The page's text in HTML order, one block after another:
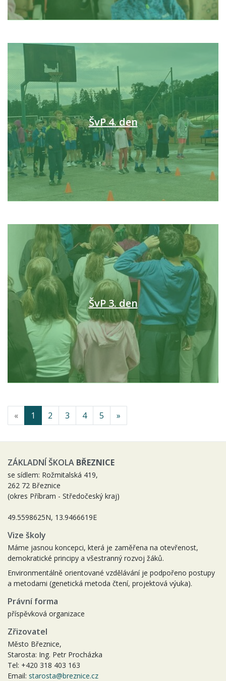
ŠvP 4. den
ŠvP 3. den
« 1 2 3 4 5 »
ZÁKLADNÍ ŠKOLA BŘEZNICE
se sídlem: Rožmitalská 419,
262 72 Březnice
(okres Příbram - Středočeský kraj)
49.5598625N, 13.9466619E
Vize školy
Máme jasnou koncepci, která je zaměřena na otevřenost,
demokratické principy a všestranný rozvoj žáků.
Environmentálně orientované vzdělávání je podpořeno postupy
a metodami (genetická metoda čtení, projektová výuka).
Právní forma
příspěvková organizace
Zřizovatel
Město Březnice,
Starosta: Ing. Petr Procházka
Tel: +420 318 403 163
Email: starosta@breznice.cz